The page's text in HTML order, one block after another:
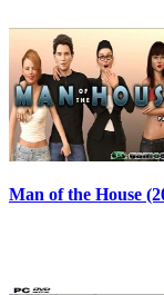
Man of the House